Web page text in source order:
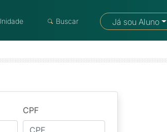
Fale com
Buscar Já sou Aluno
CPF